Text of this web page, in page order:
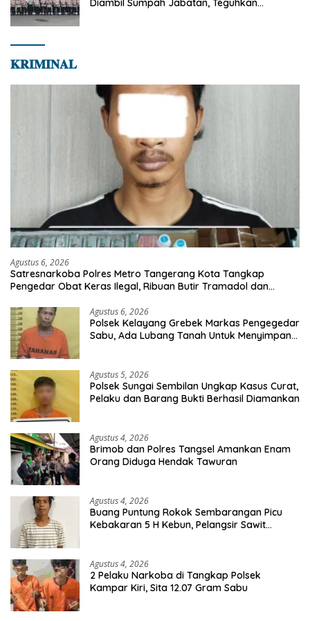
Diambil Sumpah Jabatan, Teguhkan
𝐊𝐑𝐈𝐌𝐈𝐍𝐀𝐋
Agustus 6, 2026
Satresnarkoba Polres Metro Tangerang Kota Tangkap
Pengedar Obat Keras Ilegal, Ribuan Butir Tramadol dan
Agustus 6, 2026
Polsek Kelayang Grebek Markas Pengegedar
Sabu, Ada Lubang Tanah Untuk Menyimpan
Agustus 5, 2026
Polsek Sungai Sembilan Ungkap Kasus Curat,
Pelaku dan Barang Bukti Berhasil Diamankan
Agustus 4, 2026
Brimob dan Polres Tangsel Amankan Enam
Orang Diduga Hendak Tawuran
Agustus 4, 2026
Buang Puntung Rokok Sembarangan Picu
Kebakaran 5 H Kebun, Pelangsir Sawit
Agustus 4, 2026
2 Pelaku Narkoba di Tangkap Polsek
Kampar Kiri, Sita 12.07 Gram Sabu